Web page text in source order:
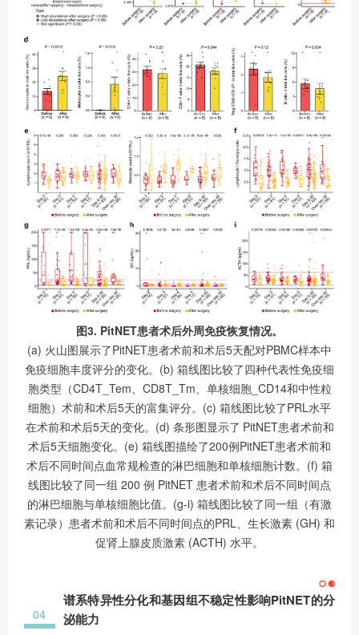
图3. PitNET患者术后外周免疫恢复情况。
(a) 火山图展示了PitNET患者术前和术后5天配对PBMC样本中
免疫细胞丰度评分的变化。(b) 箱线图比较了四种代表性免疫细
胞类型（CD4T_Tem、CD8T_Tm、单核细胞_CD14和中性粒
细胞）术前和术后5天的富集评分。(c) 箱线图比较了PRL水平
在术前和术后5天的变化。(d) 条形图显示了 PitNET患者术前和
术后5天细胞变化。(e) 箱线图描绘了200例PitNET患者术前和
术后不同时间点血常规检查的淋巴细胞和单核细胞计数。(f) 箱
线图比较了同一组 200 例 PitNET 患者术前和术后不同时间点
的淋巴细胞与单核细胞比值。(g-i) 箱线图比较了同一组（有激
素记录）患者术前和术后不同时间点的PRL、生长激素 (GH) 和
促肾上腺皮质激素 (ACTH) 水平。
04
谱系特异性分化和基因组不稳定性影响PitNET的分
泌能力